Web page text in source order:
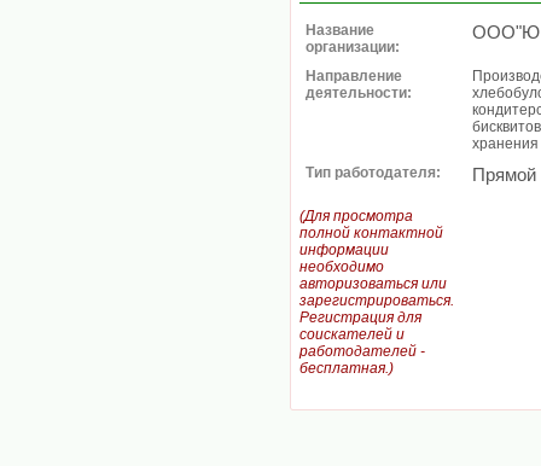
Название
организации:
Направление
деятельности:
хранения
Тип работодателя:
Прямой
(Для просмотра
полной контактной
информации
необходимо
авторизоваться или
зарегистрироваться.
Регистрация для
соискателей и
работодателей -
бесплатная.)